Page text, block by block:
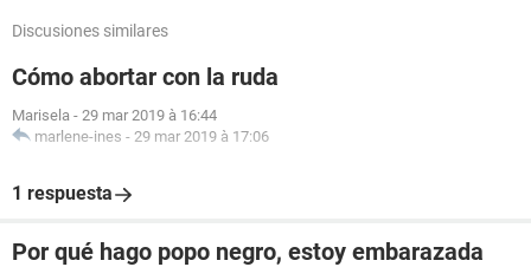
Discusiones similares
Cómo abortar con la ruda
Marisela - 29 mar 2019 à 16:44
marlene-ines - 29 mar 2019 à 17:06
1 respuesta
Por qué hago popo negro, estoy embarazada